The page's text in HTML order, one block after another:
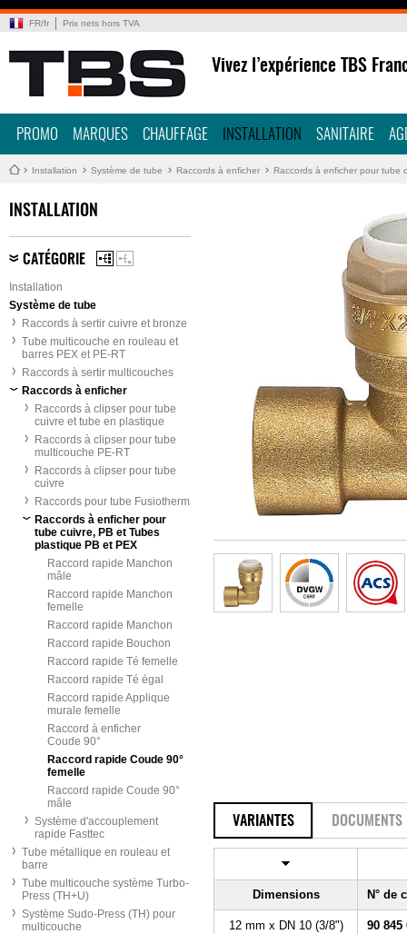
FR/fr Prix nets hors TVA
Vivez l’expérience TBS
PROMO MARQUES CHAUFFAGE INSTALLATION SANITAIRE
Installation Système de tube Raccords à enficher Raccords à enficher pour tube
INSTALLATION
CATÉGORIE
Installation
Système de tube
Raccords à sertir cuivre et bronze
Tube multicouche en rouleau et
barres PEX et PE-RT
Raccords à sertir multicouches
Raccords à enficher
Raccords à clipser pour tube
cuivre et tube en plastique
Raccords à clipser pour tube
multicouche PE-RT
Raccords à clipser pour tube
cuivre
Raccords pour tube Fusiotherm
Raccords à enficher pour
tube cuivre, PB et Tubes
plastique PB et PEX
Raccord rapide Manchon
mâle
Raccord rapide Manchon
femelle
Raccord rapide Manchon
Raccord rapide Bouchon
Raccord rapide Té femelle
Raccord rapide Té égal
Raccord rapide Applique
murale femelle
Raccord à enficher
Coude 90°
Raccord rapide Coude 90°
femelle
Raccord rapide Coude 90°
mâle
Système d'accouplement
rapide Fasttec
Tube métallique en rouleau et
barre
Tube multicouche système Turbo-
Press (TH+U)
Système Sudo-Press (TH) pour
multicouche
VARIANTES DOCUMENTS
Dimensions N° de
12 mm x DN 10 (3/8") 90 845